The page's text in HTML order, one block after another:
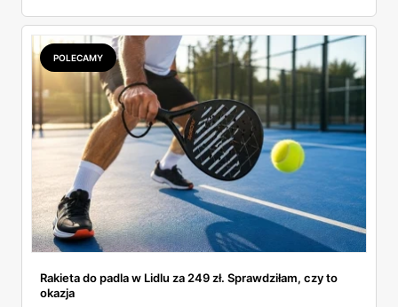
POLECAMY
Rakieta do padla w Lidlu za 249 zł. Sprawdziłam, czy to
okazja